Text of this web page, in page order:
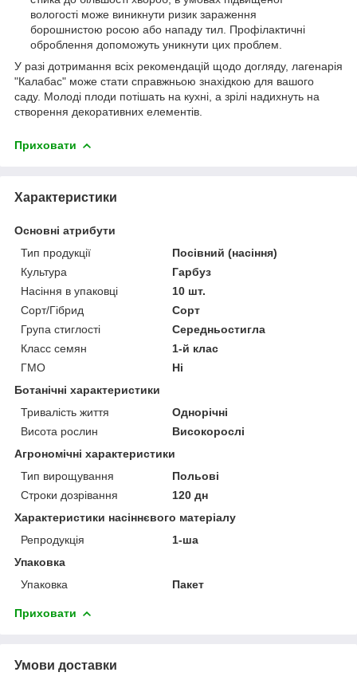
вологості може виникнути ризик зараження
борошнистою росою або нападу тил. Профілактичні
оброблення допоможуть уникнути цих проблем.
У разі дотримання всіх рекомендацій щодо догляду, лагенарія
"Калабас" може стати справжньою знахідкою для вашого
саду. Молоді плоди потішать на кухні, а зрілі надихнуть на
створення декоративних елементів.
Приховати
Характеристики
Основні атрибути
Тип продукції
Посівний (насіння)
Культура
Гарбуз
Насіння в упаковці
10 шт.
Сорт/Гібрид
Сорт
Група стиглості
Середньостигла
Класс семян
1-й клас
ГМО
Ні
Ботанічні характеристики
Тривалість життя
Однорічні
Висота рослин
Високорослі
Агрономічні характеристики
Тип вирощування
Польові
Строки дозрівання
120 дн
Характеристики насіннєвого матеріалу
Репродукція
1-ша
Упаковка
Упаковка
Пакет
Приховати
Умови доставки